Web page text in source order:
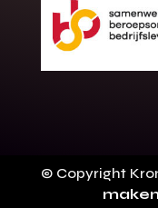
Binnen 24 uur
10 jaar
100+ stoffen
© Copyright